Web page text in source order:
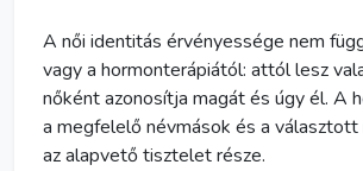
A női identitás érvényessége nem
vagy a hormonterápiától: attól lesz
nőként azonosítja magát és úgy él. A
a megfelelő névmások és a választott
az alapvető tisztelet része.